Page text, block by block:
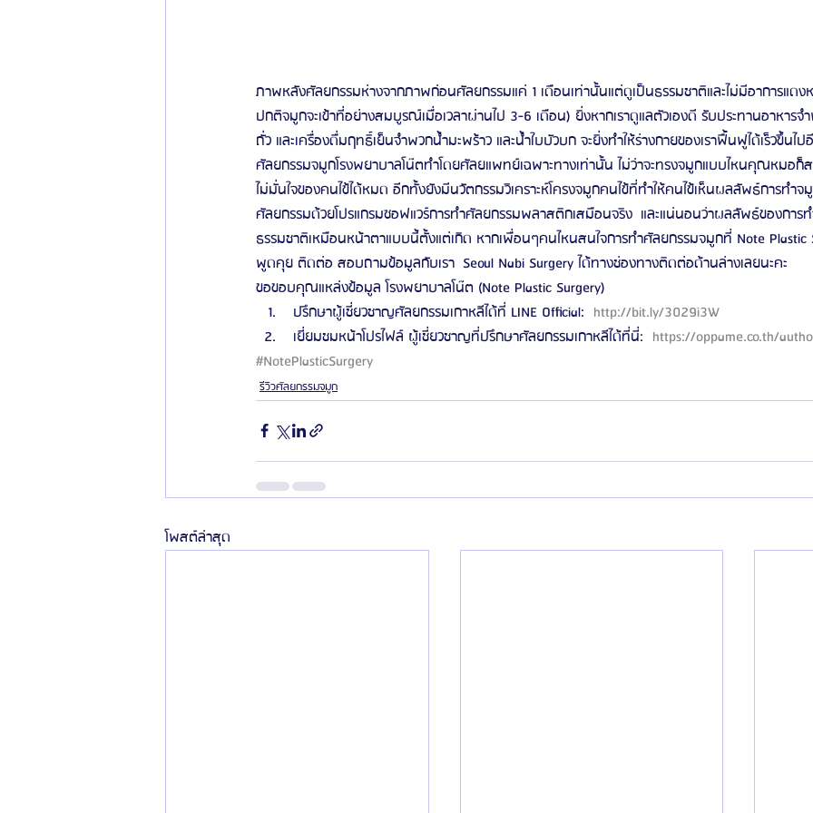
ภาพหลังศัลยกรรมห่างจากภาพก่อนศัลยกรรมแค่ 1 เดือนเท่านั้นแต่ดูเป็นธรรมชาติและไม่มีอาการแดง
ปกติจมูกจะเข้าที่อย่างสมบูรณ์เมื่อเวลาผ่านไป 3-6 เดือน) ยิ่งหากเราดูแลตัวเองดี รับประทานอาหารจ
ถั่ว และเครื่องดื่มฤทธิ์เย็นจำพวกน้ำมะพร้าว และน้ำใบบัวบก จะยิ่งทำให้ร่างกายของเราฟื้นฟูได้เร็วขึ้นไป
ศัลยกรรมจมูกโรงพยาบาลโน๊ตทำโดยศัลยแพทย์เฉพาะทางเท่านั้น ไม่ว่าจะทรงจมูกแบบไหนคุณหมอก็
ไม่มั่นใจของคนไข้ได้หมด อีกทั้งยังมีนวัตกรรมวิเคราะห์โครงจมูกคนไข้ที่ทำให้คนไข้เห็นผลลัพธ์การทำ
ศัลยกรรมด้วยโปรแกรมซอฟแวร์การทำศัลยกรรมพลาสติกเสมือนจริง  และแน่นอนว่าผลลัพธ์ของการ
ธรรมชาติเหมือนหน้าตาแบบนี้ตั้งแต่เกิด หากเพื่อนๆคนไหนสนใจการทำศัลยกรรมจมูกที่ Note Plastic
พูดคุย ติดต่อ สอบถามข้อมูลกับเรา  Seoul Nabi Surgery ได้ทางช่องทางติดต่อด้านล่างเลยนะคะ
ขอขอบคุณแหล่งข้อมูล โรงพยาบาลโน๊ต (Note Plastic Surgery)
ปรึกษาผู้เชี่ยวชาญศัลยกรรมเกาหลีได้ที่ LINE Official: http://bit.ly/3029i3W
เยี่ยมชมหน้าโปรไฟล์ ผู้เชี่ยวชาญที่ปรึกษาศัลยกรรมเกาหลีได้ที่นี่: https://oppame.co.th/
#NotePlasticSurgery
รีวิวศัลยกรรมจมูก
โพสต์ล่าสุด